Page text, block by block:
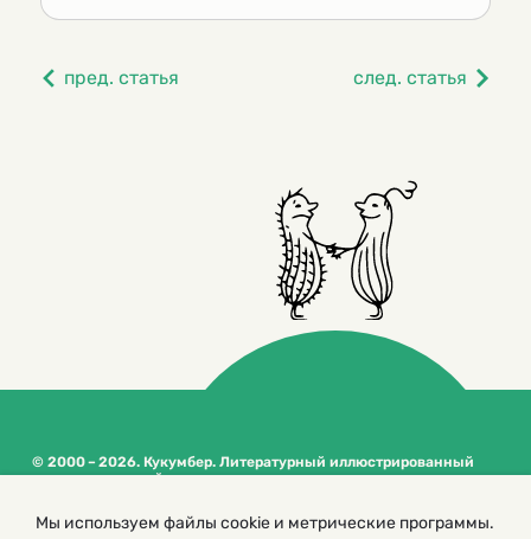
пред. статья след. статья
© 2000 – 2026. Кукумбер. Литературный иллюстрированный
журнал для детей
сайта
Мы используем файлы cookie и метрические программы.